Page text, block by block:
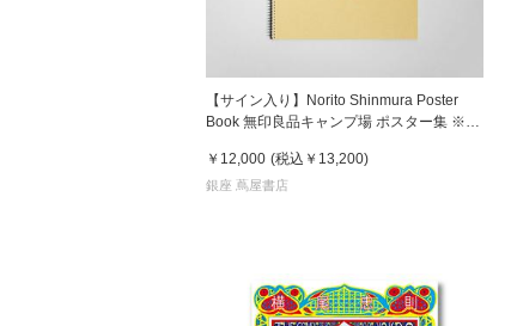
【サイン入り】Norito Shinmura Poster
Book 無印良品キャンプ場 ポスター集 ※表
￥12,000 (税込 ￥13,200)
銀座 蔦屋書店